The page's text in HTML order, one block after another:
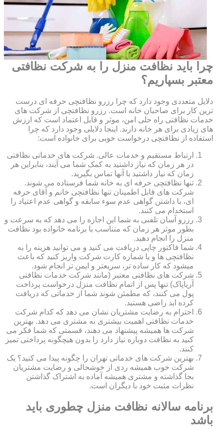
چرا باید نظافت منزل را به شرکت نظافتی
معتبر بسپاریم؟
دلایل متعددی وجود دارد که چرا رزرو نظافتچی حرفه ای درست
ترین کار برای صاحبان خانه است. رزرو نظافتچی از شرکت های
خدمات نظافتی راه حلی امن، موثر و قابل اعتماد است که ارزش
های زیادی برای هر خانه دارند. اینجا دلایلی وجود دارد که چرا
استفاده از نظافتچی درخواست خوبی برای خانواده است:
ارتباط مستقیم و خدمات عالی. شرکت های خدماتی نظافتی
در هر زمان که نیاز داشتید به کمک شما می آیند، بنابراین هر
زمان که نیاز داشتید با آنها تماس بگیرید.
تنها نظافتچی حرفه ای به خانه شما فرستاده می شوند.
شرکت های قابل اطمینان تنها نظافتچی خانم و آقای حرفه
ای، با داشتن گواهی عدم سوء سابقه و گواهی عدم اعتیاد را
استخدام می کنند.
رزرو آسان تلفنی به شما این اجازه را می دهد که به سرعت و
بطور موثر هر زمان که متناسب با برنامه خانواده بود نظافت
منزل را انجام دهید.
شما فاکتور چاپی دریافت می کنید و می توانید هزینه را به
نظافتچی ها و یا شماره کارت شرکت واریز کنید که باعث
میشود که کار ساده تر، سریعتر و ایمن تر انجام شود.
شرکت های نظافتی معتبر (مانند شرکت خدمات نظافتی
آریاپاک) تنها پس از اتمام نظافت منزل درخواست پرداخت
پول می کنند، که مطمئن شوند شما از خدماتی که دریافت
کرده اید راضی هستید.
احترام به رضایت مشتریان نشان می دهد که کدام شرکت
خدمات نظافتی اهمیت بیشتری به مشتری می دهد. بهترین
شرکت ها همیشه پیشنهاد می دهند، قسمتی که شما فکر می
کنید به نظافت دوباره نیاز دارد را بدون هیچگونه پرداختی تمیز
کنند.
بهترین شرکت های خدماتی تهران را چگونه پیدا می کنید؟ یک
شرکت خوب همیشه ردی از خوشحالی و رضایت مشتریان
بجا گذاشته و مشتری همیشه آماده به اشتراک گذاشتن
نظرات مثبت خود با دیگران است.
برنامه سالانه نظافت منزل چطوری باید
باشد